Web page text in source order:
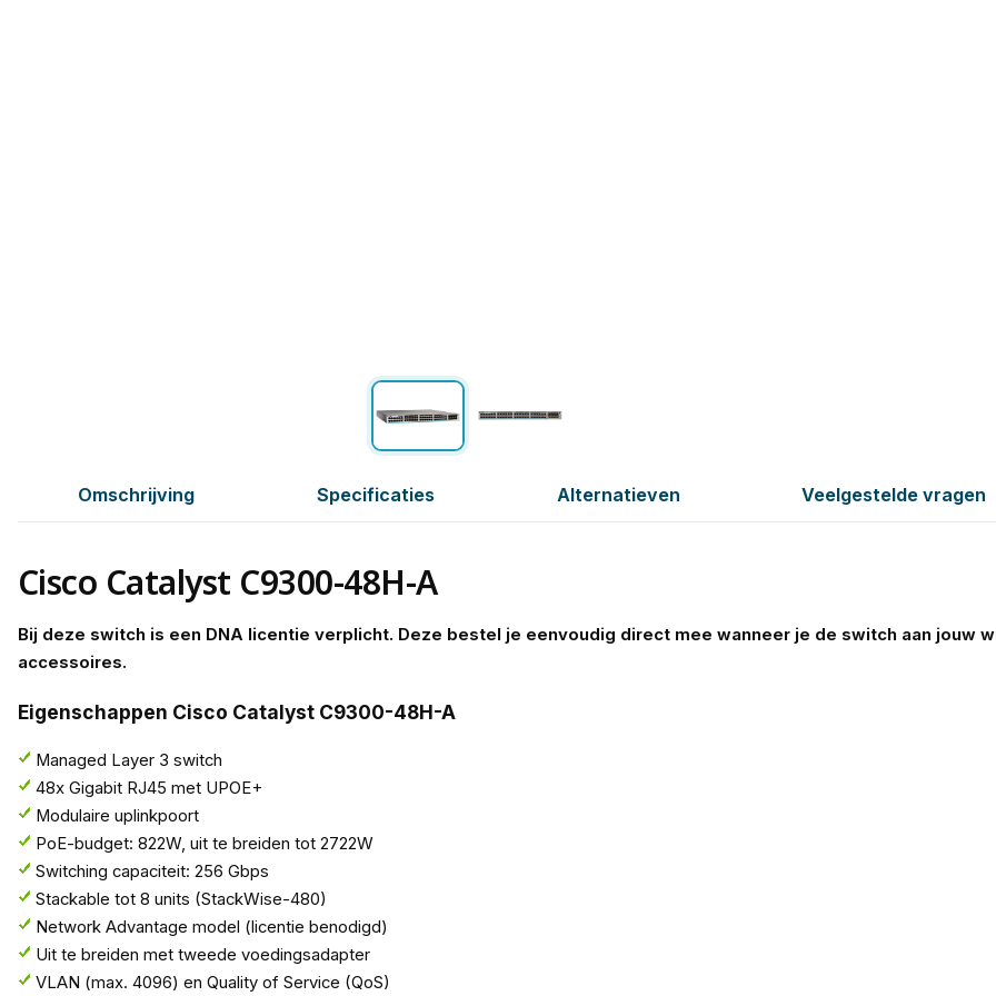
Omschrijving Specificaties Alternatieven Veelgestelde vragen
Cisco Catalyst C9300-48H-A
Bij deze switch is een DNA licentie verplicht. Deze bestel je eenvoudig direct mee wanneer je de switch aan jouw
accessoires.
Eigenschappen Cisco Catalyst C9300-48H-A
Managed Layer 3 switch
48x Gigabit RJ45 met UPOE+
Modulaire uplinkpoort
PoE-budget: 822W, uit te breiden tot 2722W
Switching capaciteit: 256 Gbps
Stackable tot 8 units (StackWise-480)
Network Advantage model (licentie benodigd)
Uit te breiden met tweede voedingsadapter
VLAN (max. 4096) en Quality of Service (QoS)